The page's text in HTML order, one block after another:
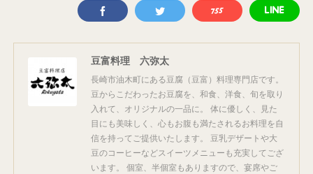
豆富料理 六弥太
長崎市油木町にある豆腐（豆富）料理専門店です。
豆からこだわったお豆腐を、和食、洋食、旬を取り
入れて、オリジナルの一品に。 体に優しく、見た
目にも美味しく、心もお腹も満たされるお料理を自
信を持ってご提供いたします。 豆乳デザートや大
豆のコーヒーなどスイーツメニューも充実してござ
います。 個室、半個室もありますので、宴席やご